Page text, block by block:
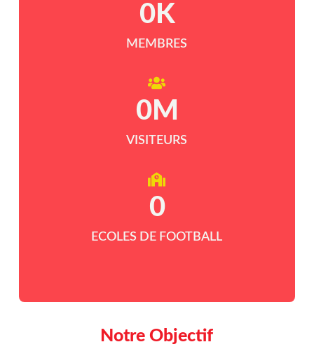
MEMBRES
0K
VISITEURS
0M
ECOLES DE FOOTBALL
0
Notre Objectif